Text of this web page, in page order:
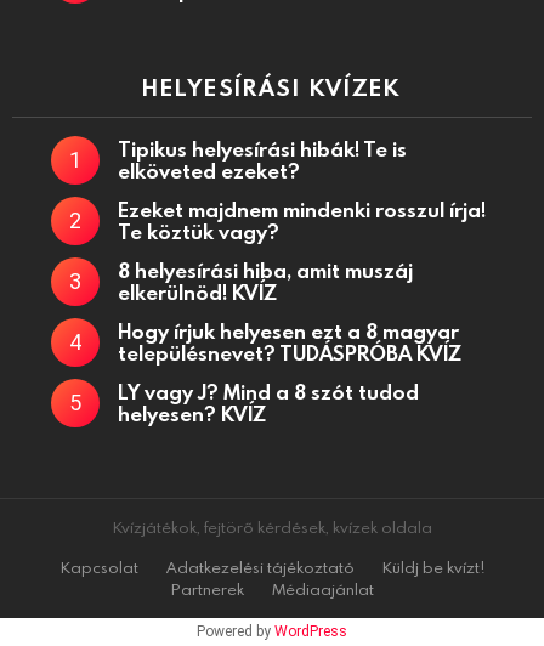
HELYESÍRÁSI KVÍZEK
Tipikus helyesírási hibák! Te is
elköveted ezeket?
Ezeket majdnem mindenki rosszul írja!
Te köztük vagy?
8 helyesírási hiba, amit muszáj
elkerülnöd! KVÍZ
Hogy írjuk helyesen ezt a 8 magyar
településnevet? TUDÁSPRÓBA KVÍZ
LY vagy J? Mind a 8 szót tudod
helyesen? KVÍZ
Kvízjátékok, fejtörő kérdések, kvízek oldala
Kapcsolat
Adatkezelési tájékoztató
Küldj be kvízt!
Partnerek
Médiaajánlat
Powered by WordPress